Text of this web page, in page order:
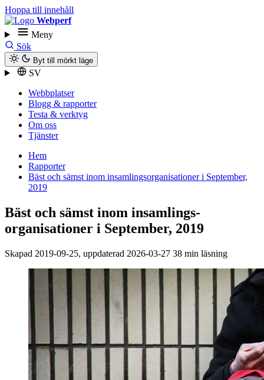
Hoppa till innehåll
Webperf
Meny
Sök
Byt till mörkt läge
SV
Webbplatser
Blogg & rapporter
Testa & verktyg
Om oss
Tjänster
Hem
Rapporter
Bäst och sämst inom insamlings­organisationer i September,
2019
Bäst och sämst inom insamlings­
organisationer i September, 2019
Skapad 2019-09-25, uppdaterad 2026-03-27 38 min läsning